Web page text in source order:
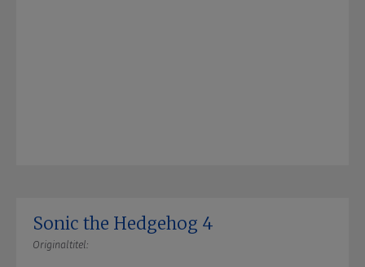
Sonic the Hedgehog 4
Originaltitel: